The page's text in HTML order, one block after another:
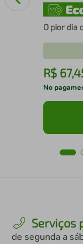
O pior dia
R$ 67,
No
Serviços
de segunda a